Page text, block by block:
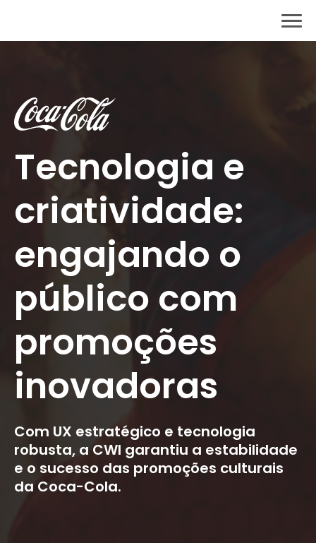
Tecnologia e
criatividade:
engajando o
público com
promoções
inovadoras
Com UX estratégico e tecnologia
robusta, a CWI garantiu a estabilidade
e o sucesso das promoções culturais
da Coca-Cola.